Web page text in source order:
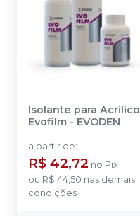
Isolante para Acrilico
Evofilm - EVODEN
a partir de:
R$ 42,72 no Pix
ou R$ 44,50 nas demais
condições